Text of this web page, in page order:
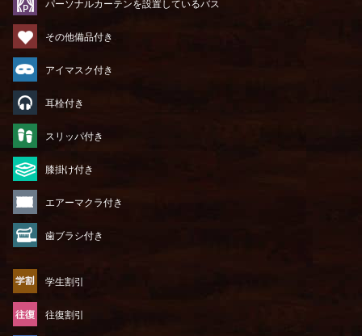
パーソナルカーテンを設置しているバス
その他備品付き
アイマスク付き
耳栓付き
スリッパ付き
膝掛け付き
エアーマクラ付き
歯ブラシ付き
学生割引
往復割引